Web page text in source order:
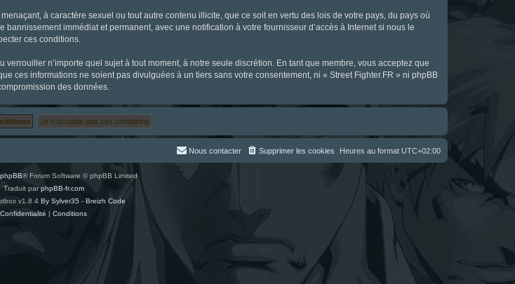
à caractère sexuel ou tout autre contenu illicite, que ce soit en vertu des lois de votre pays, du pays où
immédiat et permanent, avec une notification à votre fournisseur d’accès à Internet si nous le
ces conditions.
n’importe quel sujet à tout moment, à notre seule discrétion. En tant que membre, vous acceptez que
ces informations ne soient pas divulguées à un tiers sans votre consentement, ni « Street Fighter.FR » ni phpBB
des données.
Heures au format UTC+02:00
Supprimer les cookies
Nous contacter
phpBB® Forum Software © phpBB Limited
Traduit parphpBB-fr.com
v1.8.4 By Sylver35 - Breizh Code
Confidentialité | Conditions